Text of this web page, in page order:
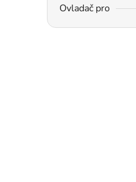
Ovladač pro